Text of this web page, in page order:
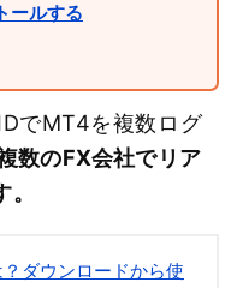
ールする
でMT4を複数ログ
数のFX会社でリア
ダウンロードから使